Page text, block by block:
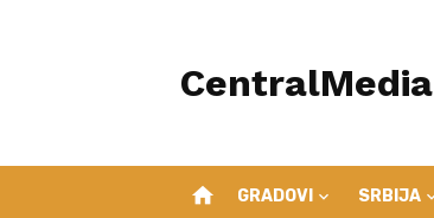
CentralMedia
home GRADOVI SRBIJA